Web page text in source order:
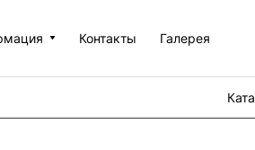
Контакты Галерея